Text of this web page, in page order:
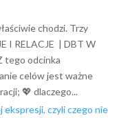
chodzi. Trzy
I RELACJE | DBT W
tego odcinka
celów jest ważne
💖 dlaczego...